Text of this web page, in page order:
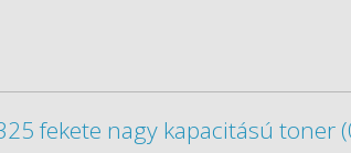
fekete nagy kapacitású toner